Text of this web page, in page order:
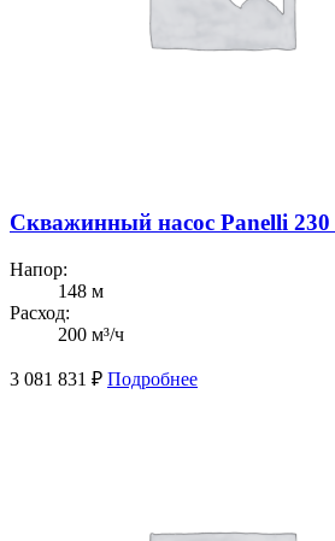
Скважинный насос Panelli 230
Напор:
148 м
Расход:
200 м³/ч
3 081 831 ₽ Подробнее